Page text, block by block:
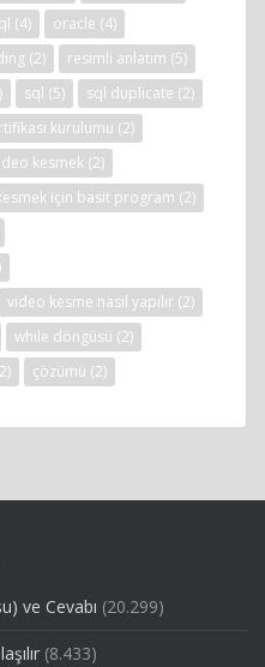
(4) oracle (4)
(2) resimli anlatım (5)
sql (5) sql duplicate (2)
kurulumu (2)
kesmek (2)
için basit program (2)
video kesme nasıl yapılır (2)
while döngüsü (2)
çözümü (2)
ve Cevabı (20.299)
(8.433)